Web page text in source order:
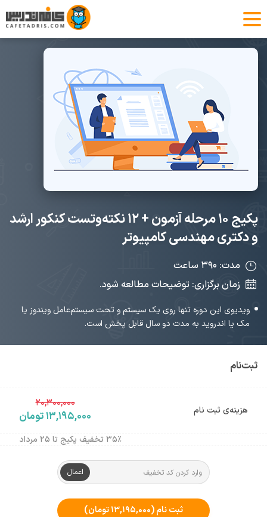
پکیج ۱۰ مرحله آزمون + ۱۲ نکته‌و‌تست کنکور ارشد
و دکتری مهندسی کامپیوتر
مدت: ۳۹۰ ساعت
زمان برگزاری: توضیحات مطالعه شود.
ویدیوی این دوره تنها روی یک سیستم و تحت سیستم‌عامل ویندوز یا
مک یا اندروید به مدت دو سال قابل پخش است.
ثبت‌نام
هزینه‌ی ثبت نام
۲۰,۳۰۰,۰۰۰
۱۳,۱۹۵,۰۰۰ تومان
۳۵٪ تخفیف پکیج تا ۲۵ مرداد
اعمال
ثبت نام(۱۳,۱۹۵,۰۰۰ تومان)